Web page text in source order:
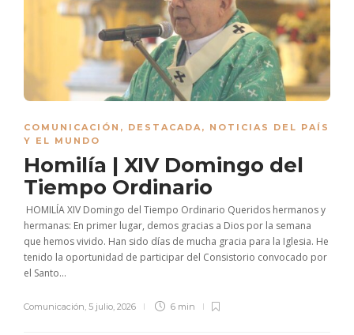
COMUNICACIÓN , DESTACADA , NOTICIAS DEL PAÍS
Y EL MUNDO
Homilía | XIV Domingo del
Tiempo Ordinario
​ HOMILÍA XIV Domingo del Tiempo Ordinario Queridos hermanos y
hermanas: En primer lugar, demos gracias a Dios por la semana
que hemos vivido. Han sido días de mucha gracia para la Iglesia. He
tenido la oportunidad de participar del Consistorio convocado por
el Santo...
Comunicación 5 julio, 2026 6 min